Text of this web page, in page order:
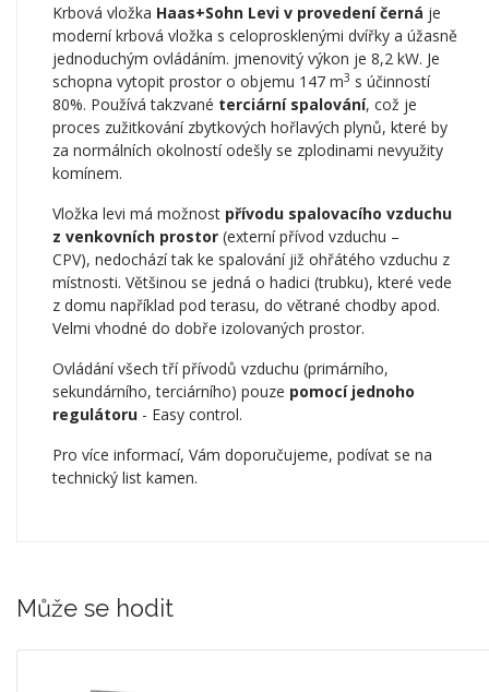
Krbová vložka Haas+Sohn Levi v provedení černá je
moderní krbová vložka s celoprosklenými dvířky a úžasně
jednoduchým ovládáním. jmenovitý výkon je 8,2 kW. Je
schopna vytopit prostor o objemu 147 m3 s účinností
80%. Používá takzvané terciární spalování, což je
proces zužitkování zbytkových hořlavých plynů, které by
za normálních okolností odešly se zplodinami nevyužity
komínem.
Vložka levi má možnost přívodu spalovacího vzduchu
z venkovních prostor (externí přívod vzduchu –
CPV), nedochází tak ke spalování již ohřátého vzduchu z
místnosti. Většinou se jedná o hadici (trubku), které vede
z domu například pod terasu, do větrané chodby apod.
Velmi vhodné do dobře izolovaných prostor.
Ovládání všech tří přívodů vzduchu (primárního,
sekundárního, terciárního) pouze pomocí jednoho
regulátoru - Easy control.
Pro více informací, Vám doporučujeme, podívat se na
technický list kamen.
Může se hodit